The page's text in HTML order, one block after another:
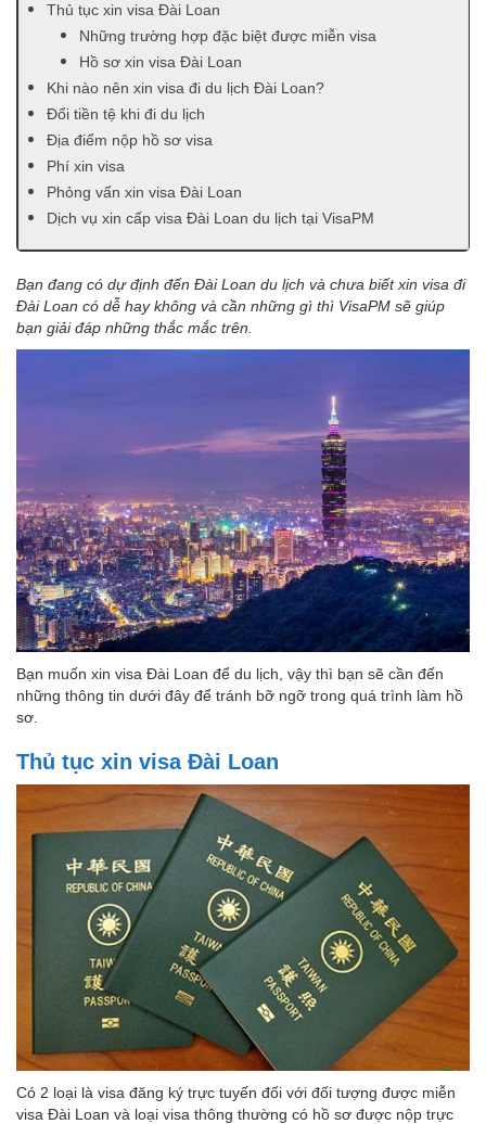
Thủ tục xin visa Đài Loan
Những trường hợp đặc biệt được miễn visa
Hồ sơ xin visa Đài Loan
Khi nào nên xin visa đi du lịch Đài Loan?
Đổi tiền tệ khi đi du lịch
Địa điểm nộp hồ sơ visa
Phí xin visa
Phỏng vấn xin visa Đài Loan
Dịch vụ xin cấp visa Đài Loan du lịch tại VisaPM
Bạn đang có dự định đến Đài Loan du lịch và chưa biết xin visa đi
Đài Loan có dễ hay không và cần những gì thì VisaPM sẽ giúp
bạn giải đáp những thắc mắc trên.
Bạn muốn xin visa Đài Loan để du lịch, vậy thì bạn sẽ cần đến
những thông tin dưới đây để tránh bỡ ngỡ trong quá trình làm hồ
sơ.
Thủ tục xin visa Đài Loan
Có 2 loại là visa đăng ký trực tuyến đối với đối tượng được miễn
visa Đài Loan và loại visa thông thường có hồ sơ được nộp trực